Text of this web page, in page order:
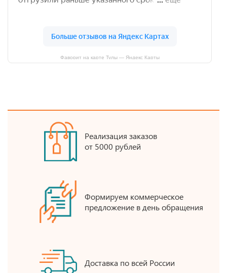
Фаворит на карте Тулы — Яндекс Карты
Реализация заказов
от 5000 рублей
Формируем коммерческое
предложение в день обращения
Доставка по всей России